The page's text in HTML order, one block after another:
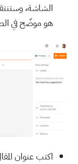
الشاشة،
هو موضّح في